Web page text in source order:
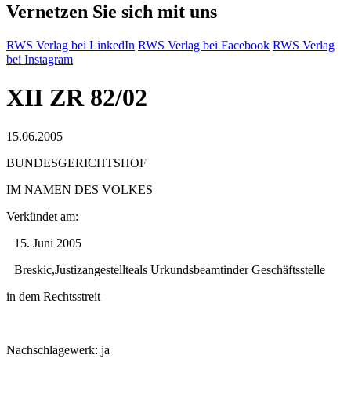
Vernetzen Sie sich mit uns
RWS Verlag bei LinkedIn RWS Verlag bei Facebook RWS Verlag
bei Instagram
XII ZR 82/02
15.06.2005
BUNDESGERICHTSHOF
IM NAMEN DES VOLKES
Verkündet am:
15. Juni 2005
Breskic,Justizangestellteals Urkundsbeamtinder Geschäftsstelle
in dem Rechtsstreit
Nachschlagewerk: ja